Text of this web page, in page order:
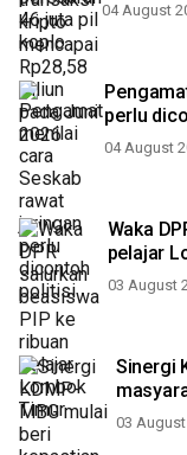
04 August
perlu
04 August
Waka
pelajar
03 August
Sinergi
03 August